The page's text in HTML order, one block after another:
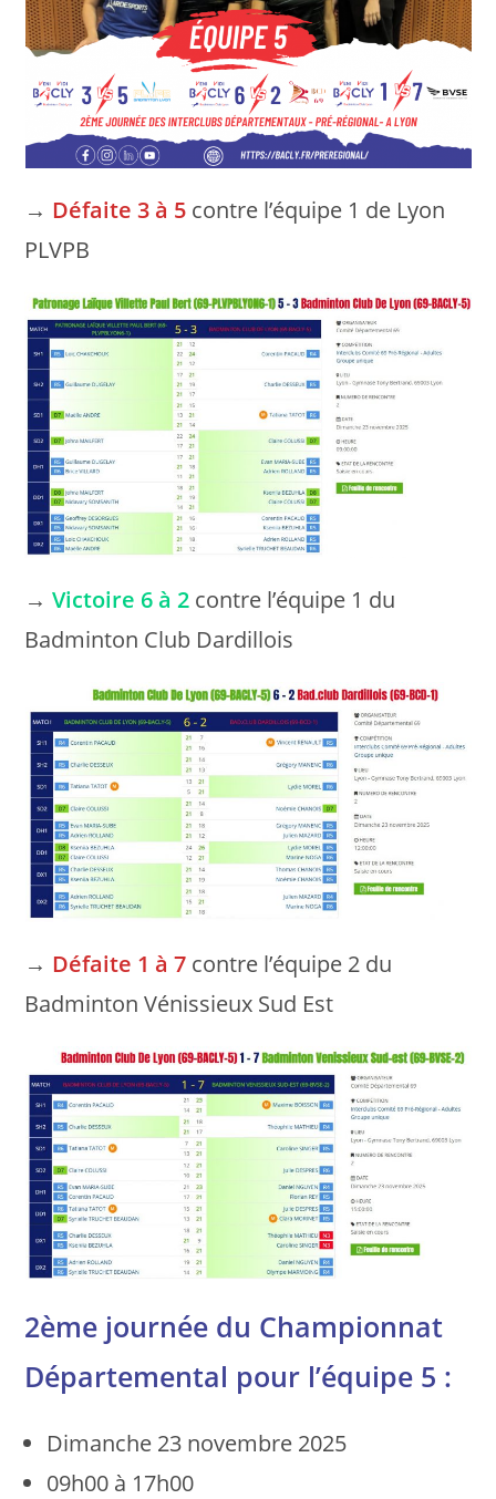
→ Défaite 3 à 5 contre l’équipe 1 de Lyon
PLVPB
→Victoire 6 à 2 contre l’équipe 1 du
Badminton Club Dardillois
→ Défaite 1 à 7 contre l’équipe 2 du
Badminton Vénissieux Sud Est
2ème journée du Championnat
Départemental pour l’équipe 5 :
Dimanche 23 novembre 2025
09h00 à 17h00